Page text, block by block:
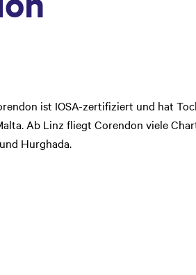
ist IOSA-zertifiziert und hat
Ab Linz fliegt Corendon viele
Hurghada.